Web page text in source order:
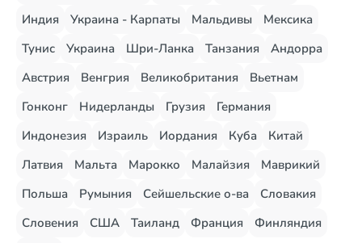
Индия
Украина - Карпаты Мальдивы
Мексика
Тунис
Украина Шри-Ланка Танзания
Андорра
Австрия
Венгрия Великобритания
Вьетнам
Гонконг
Нидерланды Грузия
Германия
Индонезия
Израиль Иордания Куба
Китай
Латвия
Мальта Марокко Малайзия
Маврикий
Польша
Румыния Сейшельские о-ва
Словакия
Словения
США Таиланд Франция
Финляндия